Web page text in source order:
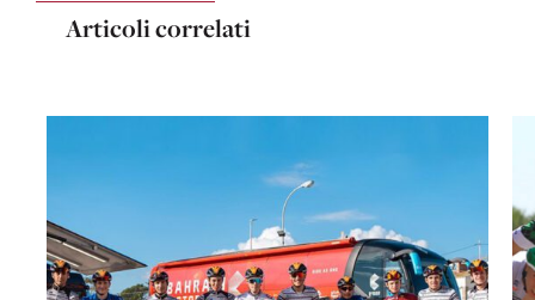
Articoli correlati